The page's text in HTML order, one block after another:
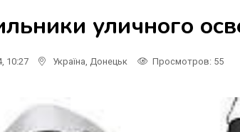
уличного
10:27 Україна Донецьк Просмотров: 55